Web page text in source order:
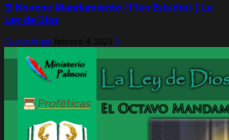
El Noveno Mandamiento (11vo Estudio) | La
Ley de Dios
CuartoAngel febrero 4, 2023 0